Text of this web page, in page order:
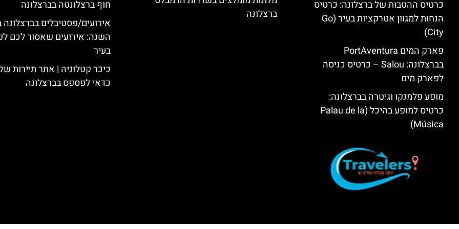
כרטיס ההטבות של ברצלונה: כרטיס
הנחות למגוון אטרקציות בעיר (Go
City)
פארק המים PortAventura
בברצלונה: Salou – כרטיס כניסה
לפארק מים
מופע פלמנקו וגיטרה בברצלונה:
כרטיס למופע בהיכל (Palau de la
Música)
ברצלונה
חוף ברצלונטה בברצלונה
אירועים/פסטיבלים
השנה: אירועים שאסור לכם
בעיר
כיכר קטלוניה | אתר תיירות
כדאי לפספס בברצלונה